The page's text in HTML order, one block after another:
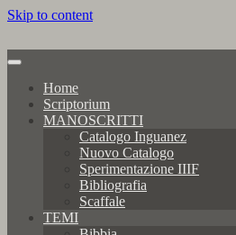
Skip to content
Home
Scriptorium
MANOSCRITTI
Catalogo Inguanez
Nuovo Catalogo
Sperimentazione IIIF
Bibliografia
Scaffale
TEMI